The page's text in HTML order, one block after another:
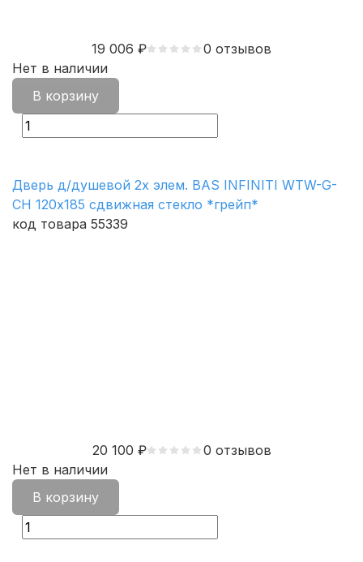
19 006 ₽
0 отзывов
Нет в наличии
В корзину
Дверь д/душевой 2х элем. BAS INFINITI WTW-G-
CH 120х185 сдвижная стекло *грейп*
код товара 55339
20 100 ₽
0 отзывов
Нет в наличии
В корзину